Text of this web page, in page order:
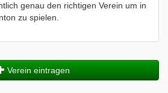
genau den richtigen Verein um in
zu spielen.
Verein eintragen